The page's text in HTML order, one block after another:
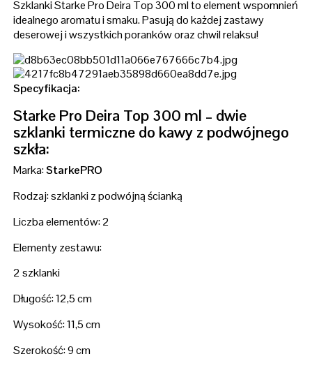
Szklanki Starke Pro Deira Top 300 ml to element wspomnień
idealnego aromatu i smaku. Pasują do każdej zastawy
deserowej i wszystkich poranków oraz chwil relaksu!
Specyfikacja:
Starke Pro Deira Top 300 ml – dwie
szklanki termiczne do kawy z podwójnego
szkła:
Marka:StarkePRO
Rodzaj: szklanki z podwójną ścianką
Liczba elementów: 2
Elementy zestawu:
2 szklanki
Długość: 12,5 cm
Wysokość: 11,5 cm
Szerokość: 9 cm